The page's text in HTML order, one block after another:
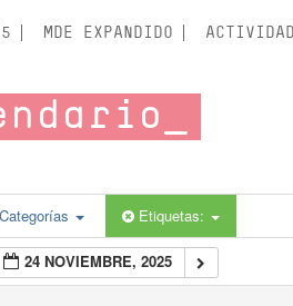
MDE EXPANDIDO
Categorías Etiquetas:
24 NOVIEMBRE, 2025